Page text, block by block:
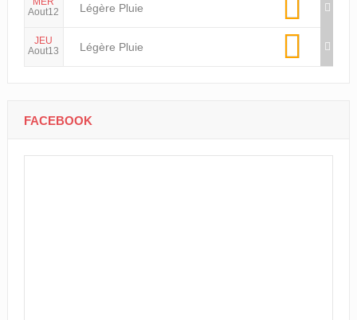
Aout12
Légère Pluie
JEU
Aout13
Légère Pluie
FACEBOOK